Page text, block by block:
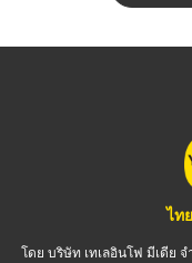
ไท
โดย บริษัท เทเลอินโฟ มีเดีย